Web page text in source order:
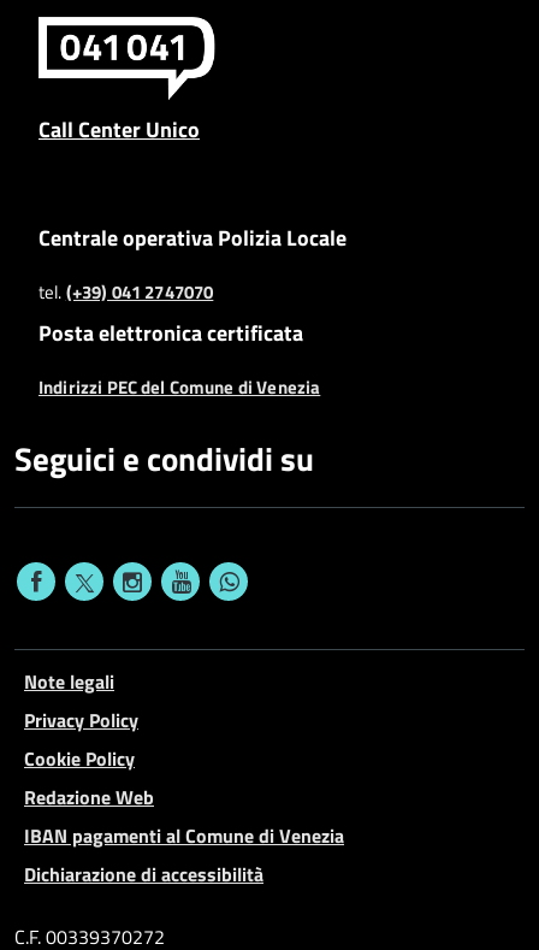
Call Center Unico
Centrale operativa Polizia Locale
tel.(+39) 041 2747070
Posta elettronica certificata
Indirizzi PEC del Comune di Venezia
Seguici e condividi su
Note legali
Privacy Policy
Cookie Policy
Redazione Web
IBAN pagamenti al Comune di Venezia
Dichiarazione di accessibilità
C.F. 00339370272